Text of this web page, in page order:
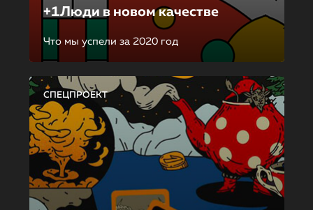
+1Люди в новом качестве
Что мы успели за 2020 год
СПЕЦПРОЕКТ